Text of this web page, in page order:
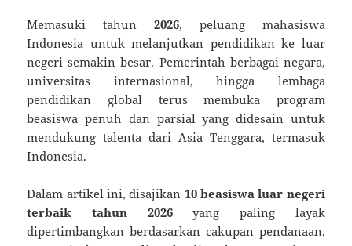
Memasuki tahun 2026, peluang mahasiswa
Indonesia untuk melanjutkan pendidikan ke luar
negeri semakin besar. Pemerintah berbagai negara,
universitas internasional, hingga lembaga
pendidikan global terus membuka program
beasiswa penuh dan parsial yang didesain untuk
mendukung talenta dari Asia Tenggara, termasuk
Indonesia.
Dalam artikel ini, disajikan 10 beasiswa luar negeri
terbaik tahun 2026yang paling layak
dipertimbangkan berdasarkan cakupan pendanaan,